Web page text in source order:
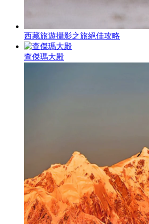
西藏旅遊攝影之旅絕佳攻略
查傑瑪大殿